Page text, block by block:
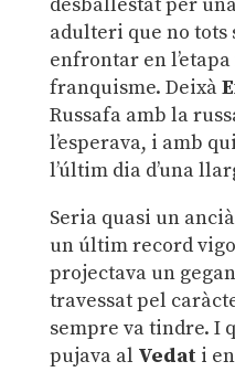
desballestat per
adulteri que no tots
enfrontar en
franquisme. Deixà
Russafa amb la
l’esperava, i amb
l’últim dia d’una
Seria quasi un
un últim record
projectava un
travessat pel
sempre va tindre. I
pujava al Vedati